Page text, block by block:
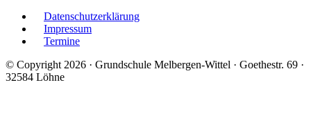
Datenschutzerklärung
Impressum
Termine
© Copyright 2026 · Grundschule Melbergen-Wittel · Goethestr. 69 ·
32584 Löhne